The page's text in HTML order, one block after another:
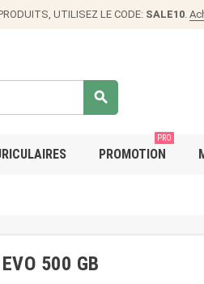
UTILISEZ LE CODE: SALE10.
search
PROMOTION
PRO
500 GB